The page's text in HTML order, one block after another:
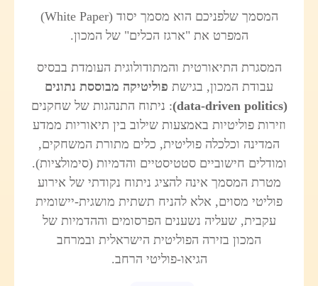
המסמך שלפניכם הוא מסמך יסוד (White Paper)
המפרט את "ארגז הכלים" של המכון.
המסגרת התיאורטית והמתודולוגית העומדת בבסיס
עבודת המכון, בגישת פוליטיקה מבוססת נתונים
(data‑driven politics)
: ניתוח התנהגות של שחקנים
וזירות פוליטיות באמצעות שילוב בין תיאוריות ממדע
המדינה וכלכלה פוליטית, כלים מתורת המשחקים,
ומודלים חישוביים סטטיסטיים והדמיות (סימולציות).
מטרת המסמך אינה להציג ניתוח נקודתי של אירוע
פוליטי מסוים, אלא להניח תשתית מושגית-יישומית
עקבית, שעליה נשענים הפרסומים וההדמיות של
המכון בזירה הפוליטית הישראלית ובמרחב
הגיאו‑פוליטי הרחב.